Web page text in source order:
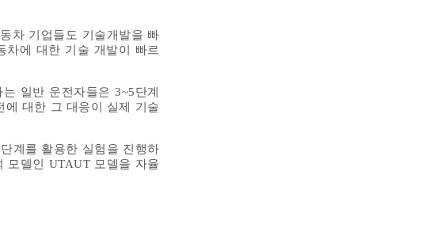
차 기업들도 기술개발을 빠
차에 대한 기술 개발이 빠르
일반 운전자들은 3~5단계
에 대한 그 대응이 실제 기술
계를 활용한 실험을 진행하
모델인 UTAUT 모델을 자율